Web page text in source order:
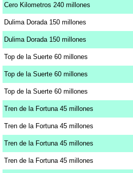
Cero Kilometros 240 millones
Dulima Dorada 150 millones
Dulima Dorada 150 millones
Top de la Suerte 60 millones
Top de la Suerte 60 millones
Top de la Suerte 60 millones
Tren de la Fortuna 45 millones
Tren de la Fortuna 45 millones
Tren de la Fortuna 45 millones
Tren de la Fortuna 45 millones